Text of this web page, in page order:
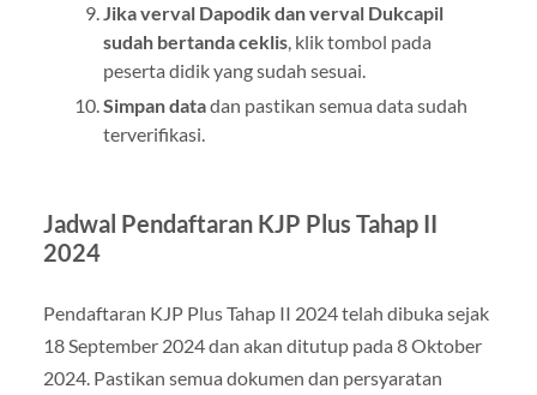
Jika verval Dapodik dan verval Dukcapil
sudah bertanda ceklis, klik tombol pada
peserta didik yang sudah sesuai.
Simpan datadan pastikan semua data sudah
terverifikasi.
Jadwal Pendaftaran KJP Plus Tahap II
2024
Pendaftaran KJP Plus Tahap II 2024 telah dibuka sejak
18 September 2024 dan akan ditutup pada 8 Oktober
2024. Pastikan semua dokumen dan persyaratan